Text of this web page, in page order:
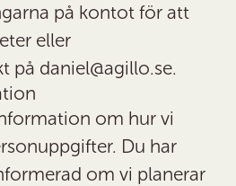
på kontot för att
eller
på daniel@agillo.se.
om hur vi
Du har
om vi planerar